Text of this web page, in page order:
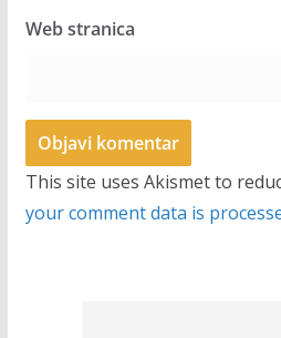
Web stranica
This site uses Akismet to
your comment data is